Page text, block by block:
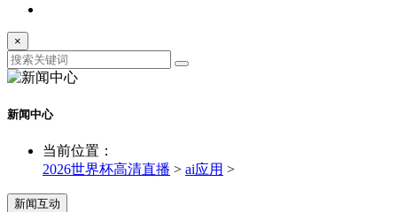
×
新闻中心
当前位置：
2026世界杯高清直播 > ai应用 >
新闻互动